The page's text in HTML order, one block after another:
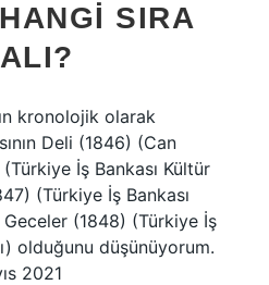
SIRA
kronolojik olarak
Deli (1846) (Can
İş Bankası Kültür
(Türkiye İş Bankası
Geceler (1848) (Türkiye İş
olduğunu düşünüyorum.
2021